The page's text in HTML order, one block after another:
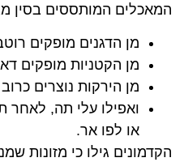
המאכלים המותססים בסין
מן הדגנים מופקים
מן הקטניות מופקים
מן הירקות נוצרים
ואפילו עלי תה, לאחר
או לפו אר.
הקדמונים גילו כי מזונות